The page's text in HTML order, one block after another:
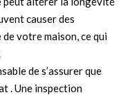
causer des
votre maison, ce qui
de s’assurer que
. Une inspection